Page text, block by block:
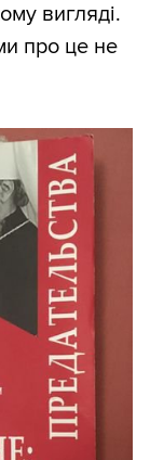
вигляді.
про це не